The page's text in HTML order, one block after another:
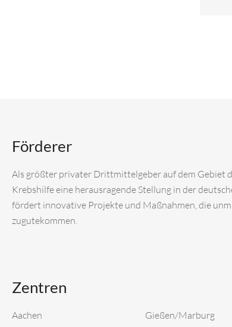
Förderer
Als größter privater Drittmittelgeber auf dem Gebiet
Krebshilfe eine herausragende Stellung in der
fördert innovative Projekte und Maßnahmen, die
zugutekommen.
Zentren
Aachen
Gießen/Marburg